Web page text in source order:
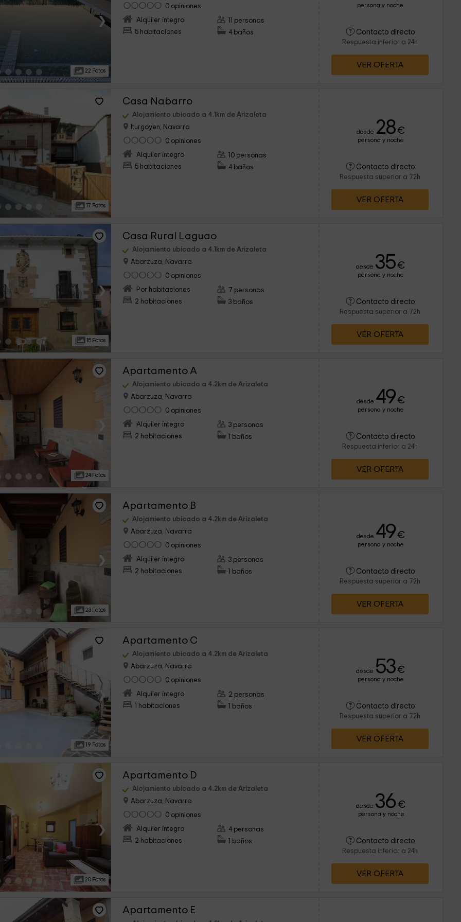
›
22 Fotos
0 opiniones
Alquiler íntegro
5 habitaciones
11 personas
4 baños
persona y noche
Contacto directo
Respuesta inferior a 24h
VER OFERTA
›
17 Fotos
Casa Nabarro
Alojamiento ubicado a 4.1km de Arizaleta
Iturgoyen, Navarra
0 opiniones
Alquiler íntegro
5 habitaciones
10 personas
4 baños
desde 28€
persona y noche
Contacto directo
Respuesta superior a 72h
VER OFERTA
›
15 Fotos
Casa Rural Laguao
Alojamiento ubicado a 4.1km de Arizaleta
Abarzuza, Navarra
0 opiniones
Por habitaciones
2 habitaciones
7 personas
3 baños
desde 35€
persona y noche
Contacto directo
Respuesta superior a 72h
VER OFERTA
›
24 Fotos
Apartamento A
Alojamiento ubicado a 4.2km de Arizaleta
Abarzuza, Navarra
0 opiniones
Alquiler íntegro
2 habitaciones
3 personas
1 baños
desde 49€
persona y noche
Contacto directo
Respuesta inferior a 24h
VER OFERTA
›
23 Fotos
Apartamento B
Alojamiento ubicado a 4.2km de Arizaleta
Abarzuza, Navarra
0 opiniones
Alquiler íntegro
2 habitaciones
3 personas
1 baños
desde 49€
persona y noche
Contacto directo
Respuesta superior a 72h
VER OFERTA
›
19 Fotos
Apartamento C
Alojamiento ubicado a 4.2km de Arizaleta
Abarzuza, Navarra
0 opiniones
Alquiler íntegro
1 habitaciones
2 personas
1 baños
desde 53€
persona y noche
Contacto directo
Respuesta superior a 72h
VER OFERTA
›
20 Fotos
Apartamento D
Alojamiento ubicado a 4.2km de Arizaleta
Abarzuza, Navarra
0 opiniones
Alquiler íntegro
2 habitaciones
4 personas
1 baños
desde 36 €
persona y noche
Contacto directo
Respuesta inferior a 24h
VER OFERTA
Apartamento E